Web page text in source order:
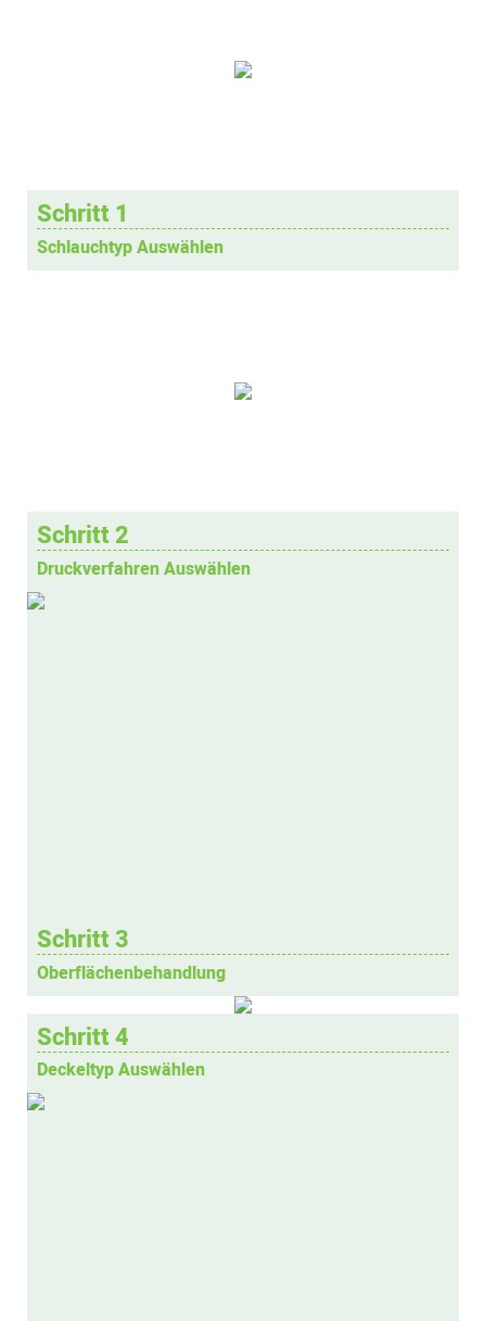
Schritt 1
Schlauchtyp Auswählen
Schritt 2
Druckverfahren Auswählen
Schritt 3
Oberflächenbehandlung
Schritt 4
Deckeltyp Auswählen